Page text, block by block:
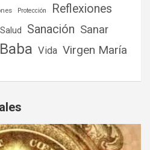
Protección Reflexiones
Salud Sanación Sanar
Vida Virgen María